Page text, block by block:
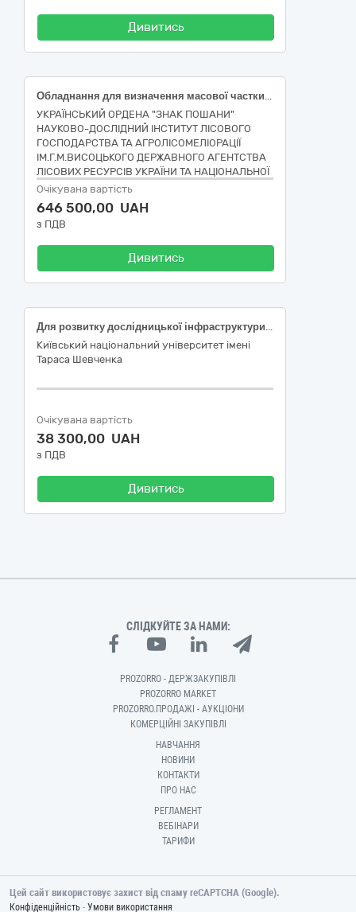
Дивитись
Обладнання для визначення масової частки азоту/білку методом К'єльдаля: Автоматична дистиляційна система для визначення масової частки азоту/білку методом К'єльдаля ( Лот 1); Базовий модуль системи для мінералізації (озолення) для визначення масової частки азоту/білку методом К'єльдаля в комплекті з випускним колектором для відведення парів кислоти (Лот 2)
УКРАЇНСЬКИЙ ОРДЕНА "ЗНАК ПОШАНИ"
НАУКОВО-ДОСЛІДНИЙ ІНСТИТУТ ЛІСОВОГО
ГОСПОДАРСТВА ТА АГРОЛІСОМЕЛІОРАЦІЇ
ІМ.Г.М.ВИСОЦЬКОГО ДЕРЖАВНОГО АГЕНТСТВА
ЛІСОВИХ РЕСУРСІВ УКРАЇНИ ТА НАЦІОНАЛЬНОЇ
АКАДЕМІЇ НАУК УКРАЇНИ
Очікувана вартість
646 500,00 UAH
з ПДВ
Дивитись
Для розвитку дослідницької інфраструктури Університету імені Тараса Шевченка закупляеться - Дистилятор води ДЕ-20.
Київський національний університет імені
Тараса Шевченка
Очікувана вартість
38 300,00 UAH
з ПДВ
Дивитись
СЛІДКУЙТЕ ЗА НАМИ:
PROZORRO - ДЕРЖЗАКУПІВЛІ
PROZORRO MARKET
PROZORRO.ПРОДАЖІ - АУКЦІОНИ
КОМЕРЦІЙНІ ЗАКУПІВЛІ
НАВЧАННЯ
НОВИНИ
КОНТАКТИ
ПРО НАС
РЕГЛАМЕНТ
ВЕБІНАРИ
ТАРИФИ
Цей сайт використовує захист від спаму reCAPTCHA (Google).
Конфіденційність - Умови використання